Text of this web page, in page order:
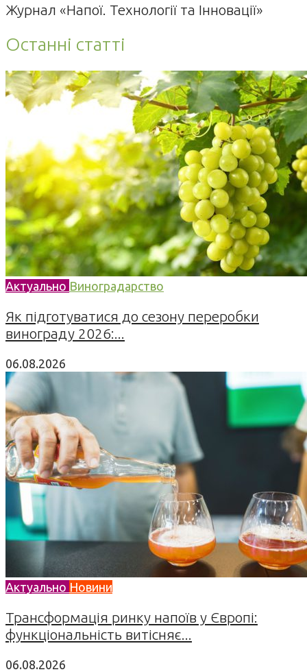
Журнал «Напої. Технології та Інновації»
Останні статті
Актуально Виноградарство
Як підготуватися до сезону переробки
винограду 2026:...
06.08.2026
Актуально Новини
Трансформація ринку напоїв у Європі:
функціональність витісняє...
06.08.2026